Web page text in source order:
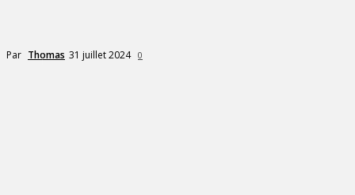
Par Thomas 31 juillet 2024 0